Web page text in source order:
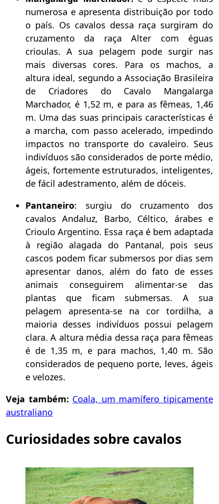
numerosa e apresenta distribuição por todo
o país. Os cavalos dessa raça surgiram do
cruzamento da raça Alter com éguas
crioulas. A sua pelagem pode surgir nas
mais diversas cores. Para os machos, a
altura ideal, segundo a Associação Brasileira
de Criadores do Cavalo Mangalarga
Marchador, é 1,52 m, e para as fêmeas, 1,46
m. Uma das suas principais características é
a marcha, com passo acelerado, impedindo
impactos no transporte do cavaleiro. Seus
indivíduos são considerados de porte médio,
ágeis, fortemente estruturados, inteligentes,
de fácil adestramento, além de dóceis.
Pantaneiro: surgiu do cruzamento dos
cavalos Andaluz, Barbo, Céltico, árabes e
Crioulo Argentino. Essa raça é bem adaptada
à região alagada do Pantanal, pois seus
cascos podem ficar submersos por dias sem
apresentar danos, além do fato de esses
animais conseguirem alimentar-se das
plantas que ficam submersas. A sua
pelagem apresenta-se na cor tordilha, a
maioria desses indivíduos possui pelagem
clara. A altura média dessa raça para fêmeas
é de 1,35 m, e para machos, 1,40 m. São
considerados de pequeno porte, leves, ágeis
e velozes.
Veja também: Coala, um mamífero tipicamente
australiano
Curiosidades sobre cavalos